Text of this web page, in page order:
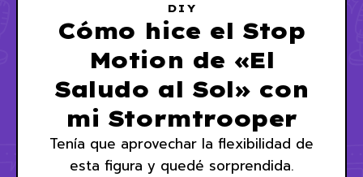
DIY
Cómo hice el Stop
Motion de «El
Saludo al Sol» con
mi Stormtrooper
Tenía que aprovechar la flexibilidad de
esta figura y quedé sorprendida.